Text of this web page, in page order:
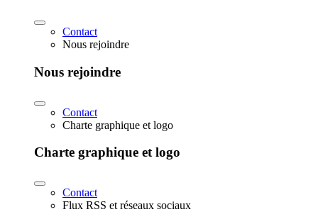
Contact
Nous rejoindre
Nous rejoindre
Contact
Charte graphique et logo
Charte graphique et logo
Contact
Flux RSS et réseaux sociaux